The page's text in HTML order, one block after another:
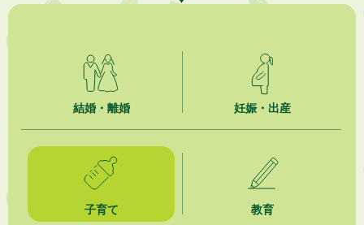
結婚・離婚 妊娠・出産
子育て 教育